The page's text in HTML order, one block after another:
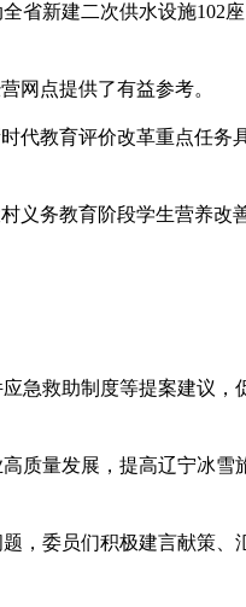
新建二次供水设施102座
点提供了有益参考。
代教育评价改革重点任务
务教育阶段学生营养改
急救助制度等提案建议，
质量发展，提高辽宁冰雪
委员们积极建言献策、